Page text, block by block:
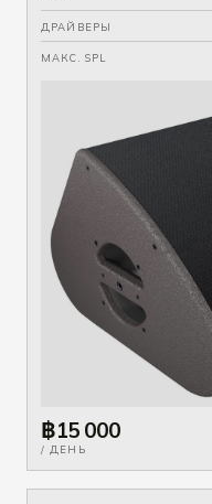
ДРАЙВЕРЫ
МАКС. SPL
฿15 000
/ ДЕНЬ